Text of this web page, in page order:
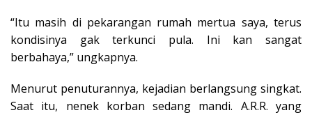
“Itu masih di pekarangan rumah mertua saya, terus
kondisinya gak terkunci pula. Ini kan sangat
berbahaya,” ungkapnya.
Menurut penuturannya, kejadian berlangsung singkat.
Saat itu, nenek korban sedang mandi. A.R.R. yang